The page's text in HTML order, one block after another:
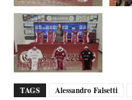
TAGS Alessandro Falsetti